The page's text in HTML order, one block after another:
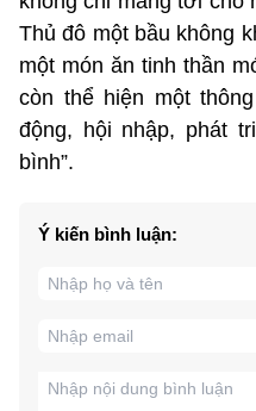
Thủ đô một bầu không
một món ăn tinh thần
còn thể hiện một
động, hội nhập, phát
bình”.
Ý kiến bình luận: